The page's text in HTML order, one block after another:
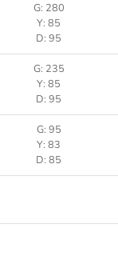
G: 280
Y: 85
D: 95
G: 235
Y: 85
D: 95
G: 95
Y: 83
D: 85